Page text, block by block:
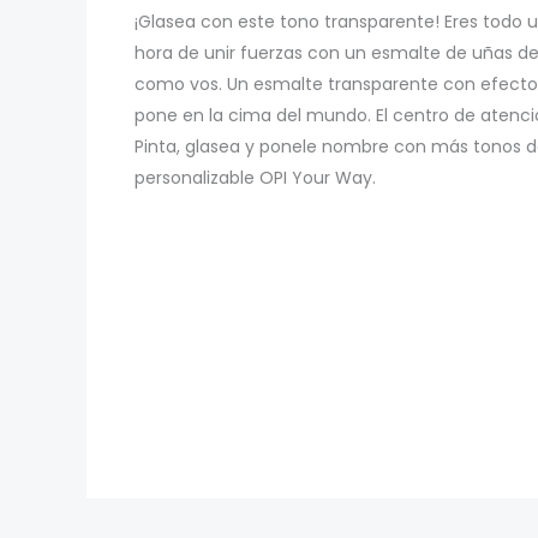
¡Glasea con este tono transparente! Eres todo
hora de unir fuerzas con un esmalte de uñas
como vos. Un esmalte transparente con
pone en la cima del mundo. El centro de
Pinta, glasea y ponele nombre con más tonos
personalizable OPI Your Way.